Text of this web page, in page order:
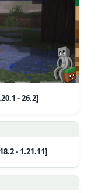
- 26.2]
- 1.21.11]